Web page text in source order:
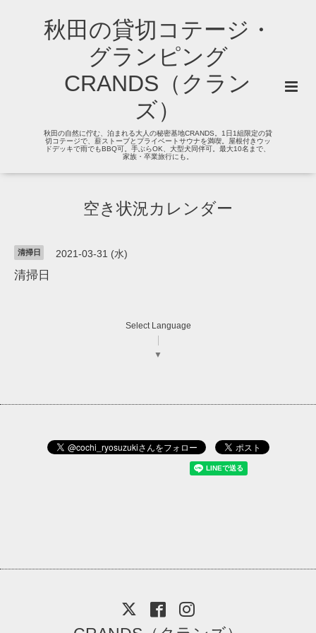
秋田の貸切コテージ・
グランピング
CRANDS（クラン
ズ）
秋田の自然に佇む、泊まれる大人の秘密基地CRANDS。1日1組限定の貸
切コテージで、薪ストーブとプライベートサウナを満喫。屋根付きウッ
ドデッキで雨でもBBQ可。手ぶらOK、大型犬同伴可。最大10名まで、
家族・卒業旅行にも。
空き状況カレンダー
清掃日 2021-03-31 (水)
清掃日
Select Language
▼